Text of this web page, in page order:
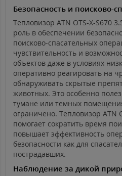
Безопасность и поисково-
Тепловизор ATN OTS-X-S670
роль в обеспечении
поисково-спасательных
чувствительность и
объектов даже в условиях
оперативно реагировать на
обнаруживать скрытые
животных. Это особенно
тумане или темных
ограничено. Тепловизор ATN
помогает сократить время
повышает эффективность
безопасности как для
пострадавших.
Наблюдение за дикой